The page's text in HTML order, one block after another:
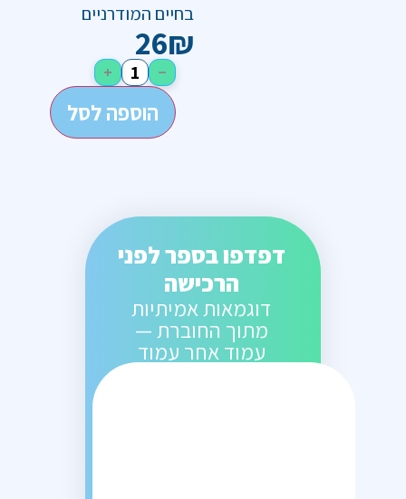
בחיים המודרניים
26₪
−
+
הוספה לסל
דפדפו בספר לפני
הרכישה
דוגמאות אמיתיות
מתוך החוברת —
עמוד אחר עמוד